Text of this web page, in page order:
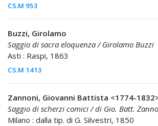
CS.M 953
Buzzi, Girolamo
Saggio di sacra eloquenza / Girolamo Buzzi
Asti : Raspi, 1863
CS.M 1413
Zannoni, Giovanni Battista <1774-
Saggio di scherzi comici / di Gio. Batt.
Milano : dalla tip. di G. Silvestri, 1850